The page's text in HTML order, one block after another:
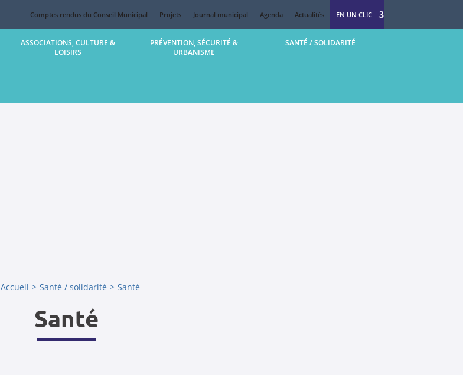
Comptes rendus du Conseil Municipal Projets Journal municipal Agenda Actualités EN UN CLIC
ASSOCIATIONS, CULTURE &
LOISIRS
PRÉVENTION, SÉCURITÉ &
URBANISME
SANTÉ / SOLIDARITÉ
Accueil Santé / solidarité Santé
Santé